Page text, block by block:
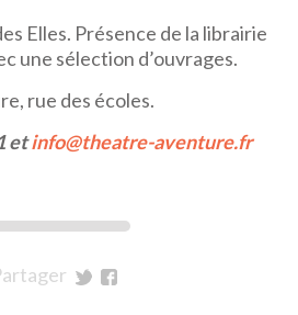
Elles. Présence de la librairie
une sélection d’ouvrages.
rue des écoles.
etinfo@theatre-aventure.fr